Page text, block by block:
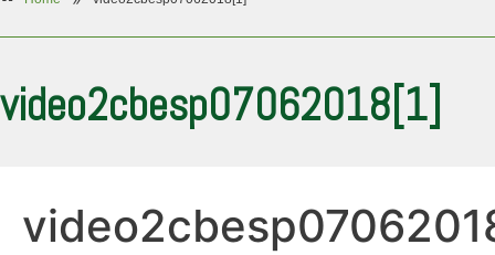
video2cbesp07062018[1]